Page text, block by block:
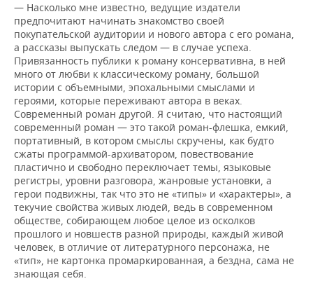
— Насколько мне известно, ведущие издатели
предпочитают начинать знакомство своей
покупательской аудитории и нового автора с его романа,
а рассказы выпускать следом — в случае успеха.
Привязанность публики к роману консервативна, в ней
много от любви к классическому роману, большой
истории с объемными, эпохальными смыслами и
героями, которые переживают автора в веках.
Современный роман другой. Я считаю, что настоящий
современный роман — это такой роман-флешка, емкий,
портативный, в котором смыслы скручены, как будто
сжаты программой-архиватором, повествование
пластично и свободно переключает темы, языковые
регистры, уровни разговора, жанровые установки, а
герои подвижны, так что это не «типы» и «характеры», а
текучие свойства живых людей, ведь в современном
обществе, собирающем любое целое из осколков
прошлого и новшеств разной природы, каждый живой
человек, в отличие от литературного персонажа, не
«тип», не картонка промаркированная, а бездна, сама не
знающая себя.